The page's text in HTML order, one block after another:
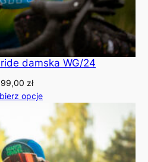
damska WG/24
zł
opcje